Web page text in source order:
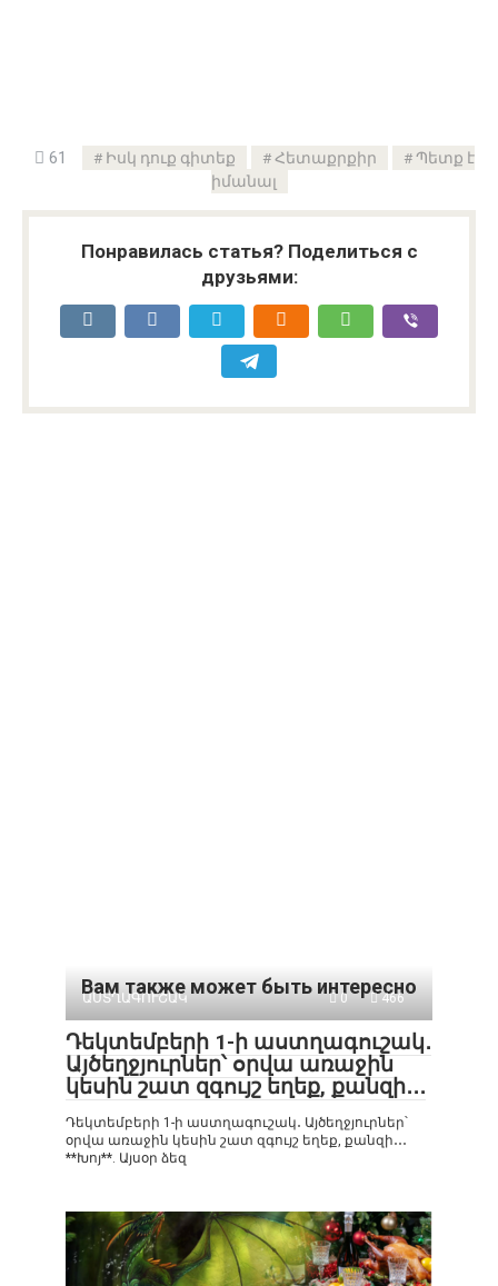
61 Իսկ դուք գիտեք Հետաքրքիր
Պետք է
իմանալ
Понравилась статья? Поделиться с
друзьями:
Вам также может быть интересно
ԱՍՏՂԱԳՈՒՇԱԿ 0 466
Դեկտեմբերի 1-ի աստղագուշակ․
Այծեղջյուրներ՝ օրվա առաջին
կեսին շատ զգույշ եղեք, քանզի․․․
Դեկտեմբերի 1-ի աստղագուշակ․ Այծեղջյուրներ՝
օրվա առաջին կեսին շատ զգույշ եղեք, քանզի․․․
**Խոյ**. Այսօր ձեզ